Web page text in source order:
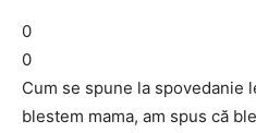
0
0
Cum se spune la spovedanie
blestem mama, am spus că